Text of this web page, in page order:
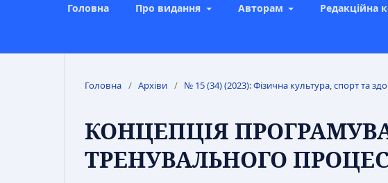
Головна Про видання Авторам Редакційна
Головна / Архіви / № 15 (34) (2023): Фізична культура, спорт та
КОНЦЕПЦІЯ
ТРЕНУВАЛЬНОГО